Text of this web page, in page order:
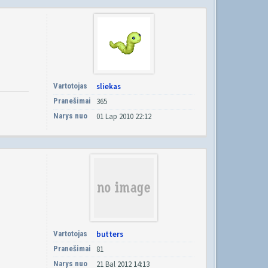
Vartotojas sliekas
Pranešimai 365
Narys nuo 01 Lap 2010 22:12
Vartotojas butters
Pranešimai 81
Narys nuo 21 Bal 2012 14:13